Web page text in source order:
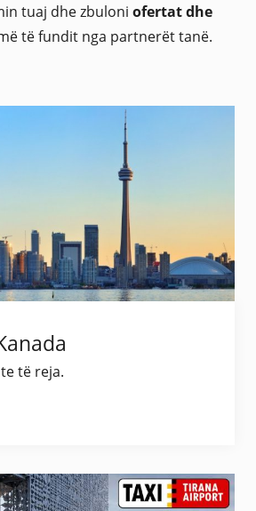
tuaj dhe zbuloni ofertat dhe
të fundit nga partnerët tanë.
të reja.